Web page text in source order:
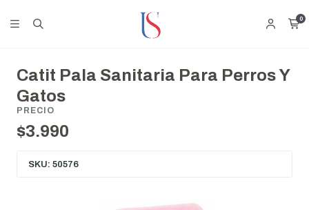
0
Catit Pala Sanitaria Para Perros Y
Gatos
PRECIO
$3.990
SKU: 50576